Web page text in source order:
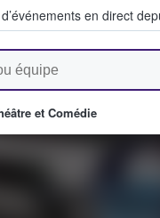
en direct
et
et Comédie